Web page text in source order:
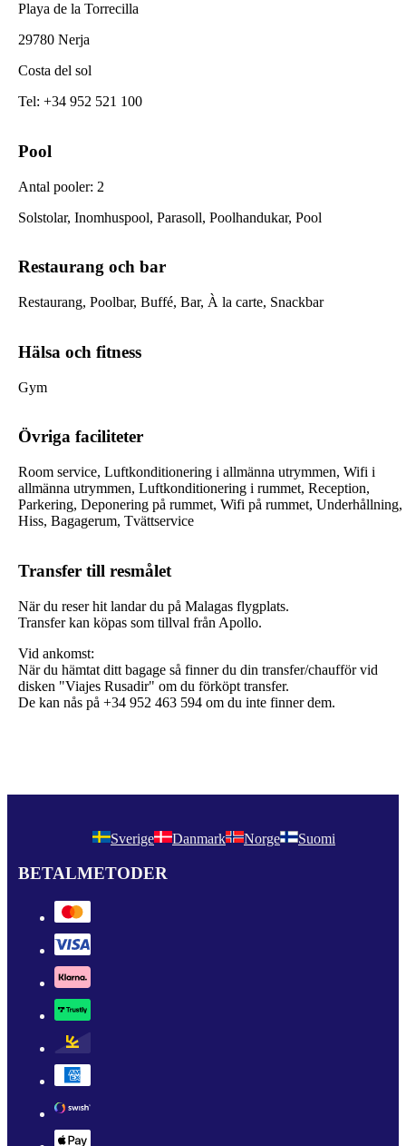
Playa de la Torrecilla
29780 Nerja
Costa del sol
Tel: +34 952 521 100
Pool
Antal pooler: 2
Solstolar, Inomhuspool, Parasoll, Poolhandukar, Pool
Restaurang och bar
Restaurang, Poolbar, Buffé, Bar, À la carte, Snackbar
Hälsa och fitness
Gym
Övriga faciliteter
Room service, Luftkonditionering i allmänna utrymmen, Wifi i
allmänna utrymmen, Luftkonditionering i rummet, Reception,
Parkering, Deponering på rummet, Wifi på rummet, Underhållning,
Hiss, Bagagerum, Tvättservice
Transfer till resmålet
När du reser hit landar du på Malagas flygplats.
Transfer kan köpas som tillval från Apollo.
Vid ankomst:
När du hämtat ditt bagage så finner du din transfer/chaufför vid
disken "Viajes Rusadir" om du förköpt transfer.
De kan nås på +34 952 463 594 om du inte finner dem.
Sverige Danmark Norge Suomi
BETALMETODER